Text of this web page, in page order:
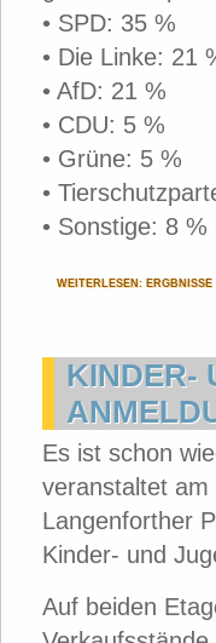
• SPD: 35 %
• Die Linke: 21
• AfD: 21 %
• CDU: 5 %
• Grüne: 5 %
•
• Sonstige: 8
WEITERLESEN:
KINDER-
Es ist schon
veranstaltet
Langenforther
Kinder- und
Auf beiden